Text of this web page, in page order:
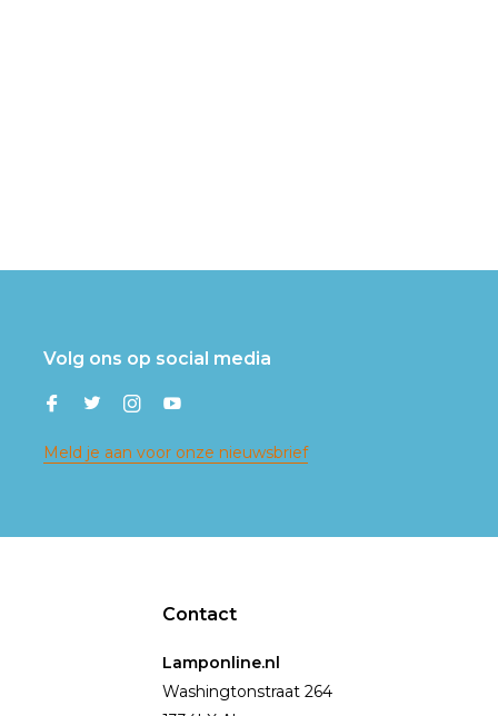
Volg ons op social media
Meld je aan voor onze nieuwsbrief
Contact
Lamponline.nl
Washingtonstraat 264